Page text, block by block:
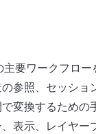
要ワークフロ
参照、セッショ
変換するための
表示、レイヤー